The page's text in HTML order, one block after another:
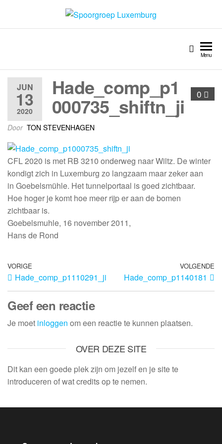
Spoorgroep Luxemburg
Menu
JUN
13
2020
0
Hade_comp_p1
000735_shiftn_ji
Door TON STEVENHAGEN
CFL 2020 is met RB 3210 onderweg naar Wiltz. De winter
kondigt zich in Luxemburg zo langzaam maar zeker aan
in Goebelsmühle. Het tunnelportaal is goed zichtbaar.
Hoe hoger je komt hoe meer rijp er aan de bomen
zichtbaar is.
Goebelsmuhle, 16 november 2011,
Hans de Rond
VORIGE
Hade_comp_p1110291_ji
VOLGENDE
Hade_comp_p1140181
Geef een reactie
Je moet inloggen om een reactie te kunnen plaatsen.
OVER DEZE SITE
Dit kan een goede plek zijn om jezelf en je site te
introduceren of wat credits op te nemen.